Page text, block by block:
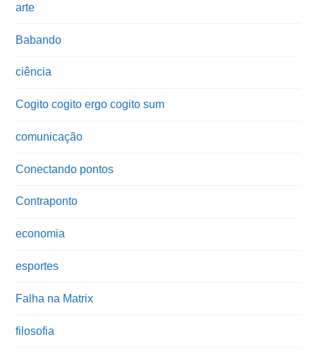
arte
Babando
ciência
Cogito cogito ergo cogito sum
comunicação
Conectando pontos
Contraponto
economia
esportes
Falha na Matrix
filosofia